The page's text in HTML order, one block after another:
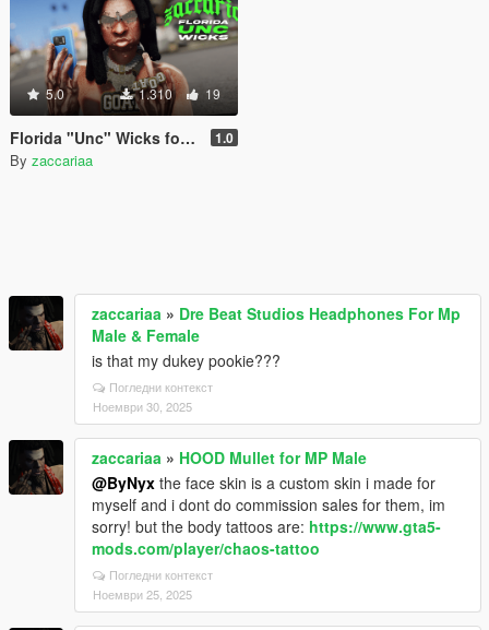
5.0 1.310 19
Florida "Unc" Wicks for MP Male 1.0
By zaccariaa
zaccariaa » Dre Beat Studios Headphones For Mp
Male & Female
is that my dukey pookie???
Погледни контекст
Ноември 30, 2025
zaccariaa » HOOD Mullet for MP Male
@ByNyx the face skin is a custom skin i made for
myself and i dont do commission sales for them, im
sorry! but the body tattoos are: https://www.gta5-
mods.com/player/chaos-tattoo
Погледни контекст
Ноември 25, 2025